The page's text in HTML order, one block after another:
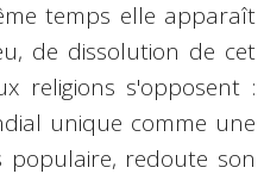
temps elle apparaît
de dissolution de cet
religions s'opposent :
unique comme une
populaire, redoute son